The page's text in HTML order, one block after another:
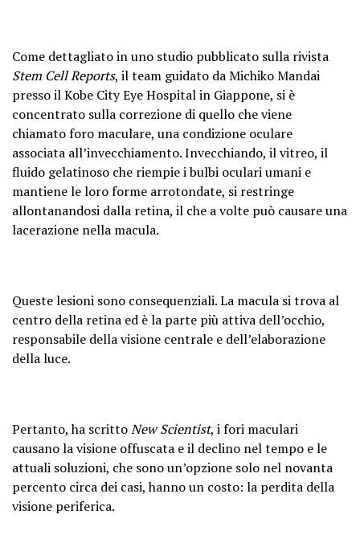
Come dettagliato in uno studio pubblicato sulla rivista
Stem Cell Reports, il team guidato da Michiko Mandai
presso il Kobe City Eye Hospital in Giappone, si è
concentrato sulla correzione di quello che viene
chiamato foro maculare, una condizione oculare
associata all’invecchiamento. Invecchiando, il vitreo, il
fluido gelatinoso che riempie i bulbi oculari umani e
mantiene le loro forme arrotondate, si restringe
allontanandosi dalla retina, il che a volte può causare una
lacerazione nella macula.
Queste lesioni sono consequenziali. La macula si trova al
centro della retina ed è la parte più attiva dell’occhio,
responsabile della visione centrale e dell’elaborazione
della luce.
Pertanto, ha scrittoNew Scientist, i fori maculari
causano la visione offuscata e il declino nel tempo e le
attuali soluzioni, che sono un’opzione solo nel novanta
percento circa dei casi, hanno un costo: la perdita della
visione periferica.